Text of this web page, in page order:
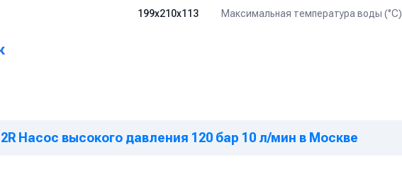
199х210х113 Максимальная температура воды (°C)
Насос высокого давления 120 бар 10 л/мин в Москве